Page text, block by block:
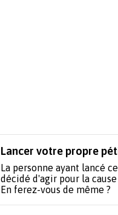
Lancer votre propre
La personne ayant lancé
décidé d'agir pour la
En ferez-vous de même ?